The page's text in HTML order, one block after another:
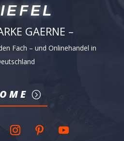
GAERNE –
Fach – und Onlinehandel in